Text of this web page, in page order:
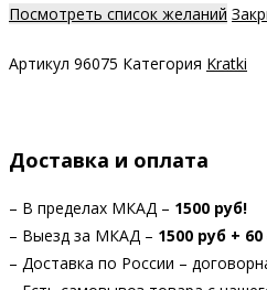
Посмотреть список желаний
Артикул 96075 Категория Kratki
Доставка и оплата
– В пределах МКАД – 1500 руб!
– Выезд за МКАД – 1500 руб + 60
– Доставка по России –